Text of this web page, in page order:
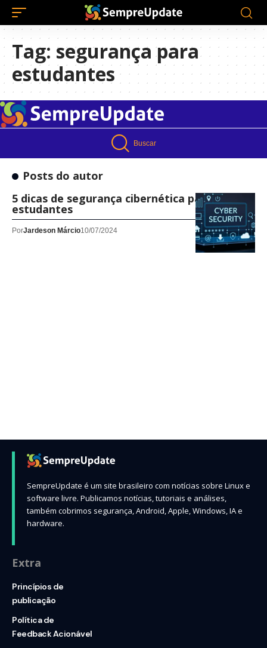
Tag: segurança para
estudantes
Buscar
Posts do autor
5 dicas de segurança cibernética para
estudantes
PorJardeson Márcio10/07/2024
SempreUpdate é um site brasileiro com notícias sobre Linux e
software livre. Publicamos notícias, tutoriais e análises,
também cobrimos segurança, Android, Apple, Windows, IA e
hardware.
Extra
Princípios de
publicação
Política de
Feedback Acionável